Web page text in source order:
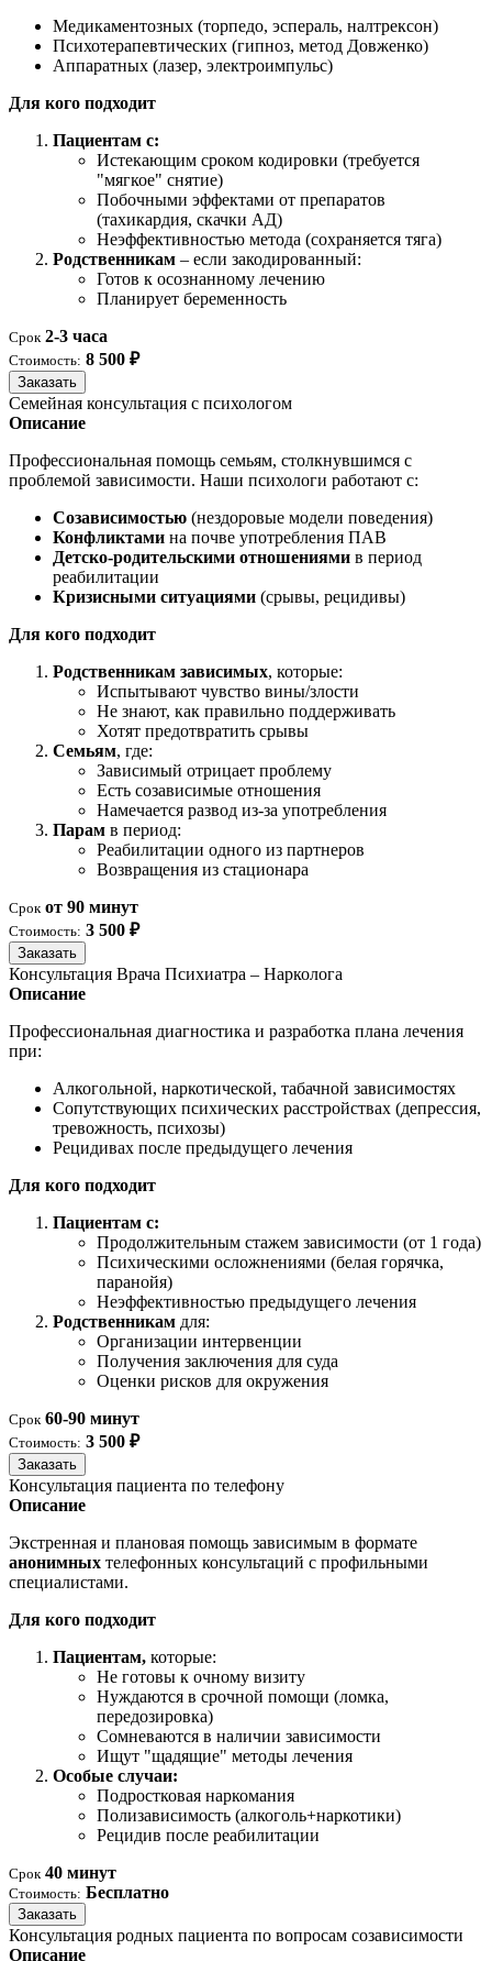
Медикаментозных (торпедо, эспераль, налтрексон)
Психотерапевтических (гипноз, метод Довженко)
Аппаратных (лазер, электроимпульс)
Для кого подходит
Пациентам с:
Истекающим сроком кодировки (требуется
"мягкое" снятие)
Побочными эффектами от препаратов
(тахикардия, скачки АД)
Неэффективностью метода (сохраняется тяга)
Родственникам – если закодированный:
Готов к осознанному лечению
Планирует беременность
Срок 2-3 часа
Стоимость: 8 500 ₽
Заказать
Семейная консультация с психологом
Описание
Профессиональная помощь семьям, столкнувшимся с
проблемой зависимости. Наши психологи работают с:
Созависимостью (нездоровые модели поведения)
Конфликтами на почве употребления ПАВ
Детско-родительскими отношениями в период
реабилитации
Кризисными ситуациями (срывы, рецидивы)
Для кого подходит
Родственникам зависимых, которые:
Испытывают чувство вины/злости
Не знают, как правильно поддерживать
Хотят предотвратить срывы
Семьям, где:
Зависимый отрицает проблему
Есть созависимые отношения
Намечается развод из-за употребления
Парам в период:
Реабилитации одного из партнеров
Возвращения из стационара
Срок от 90 минут
Стоимость: 3 500 ₽
Заказать
Консультация Врача Психиатра – Нарколога
Описание
Профессиональная диагностика и разработка плана лечения
при:
Алкогольной, наркотической, табачной зависимостях
Сопутствующих психических расстройствах (депрессия,
тревожность, психозы)
Рецидивах после предыдущего лечения
Для кого подходит
Пациентам с:
Продолжительным стажем зависимости (от 1 года)
Психическими осложнениями (белая горячка,
паранойя)
Неэффективностью предыдущего лечения
Родственникам для:
Организации интервенции
Получения заключения для суда
Оценки рисков для окружения
Срок 60-90 минут
Стоимость: 3 500 ₽
Заказать
Консультация пациента по телефону
Описание
Экстренная и плановая помощь зависимым в формате
анонимных телефонных консультаций с профильными
специалистами.
Для кого подходит
Пациентам, которые:
Не готовы к очному визиту
Нуждаются в срочной помощи (ломка,
передозировка)
Сомневаются в наличии зависимости
Ищут "щадящие" методы лечения
Особые случаи:
Подростковая наркомания
Полизависимость (алкоголь+наркотики)
Рецидив после реабилитации
Срок 40 минут
Стоимость: Бесплатно
Заказать
Консультация родных пациента по вопросам созависимости
Описание